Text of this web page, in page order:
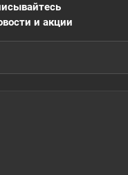
и акции